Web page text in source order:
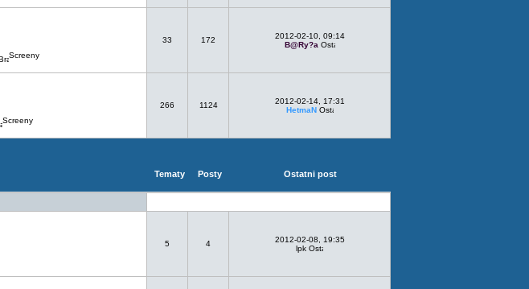
Screeny
33 172
2012-02-10, 09:14
B@Ry?a
Screeny
266 1124
2012-02-14, 17:31
HetmaN
Tematy Posty Ostatni post
5 4
2012-02-08, 19:35
lpk